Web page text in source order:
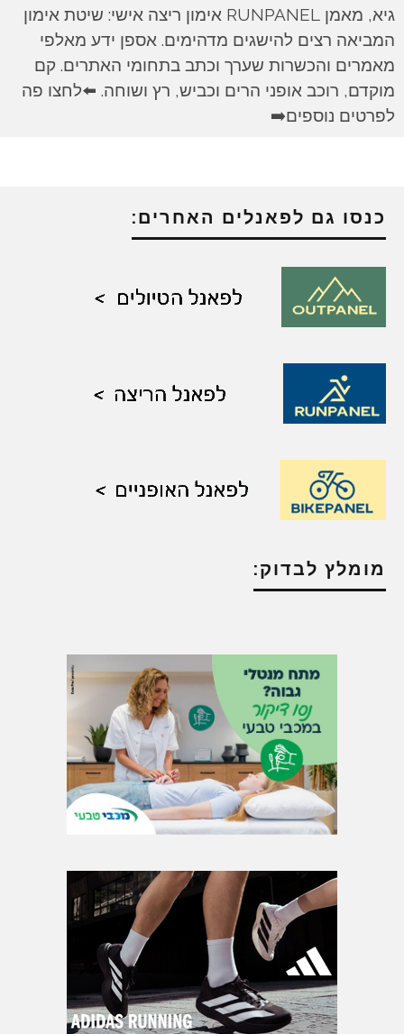
גיא, מאמן RUNPANEL אימון ריצה אישי: שיטת אימון
המביאה רצים להישגים מדהימים. אספן ידע מאלפי
מאמרים והכשרות שערך וכתב בתחומי האתרים. קם
מוקדם, רוכב אופני הרים וכביש, רץ ושוחה. ⬅️לחצו פה
לפרטים נוספים➡️
כנסו גם לפאנלים האחרים:
מומלץ לבדוק: